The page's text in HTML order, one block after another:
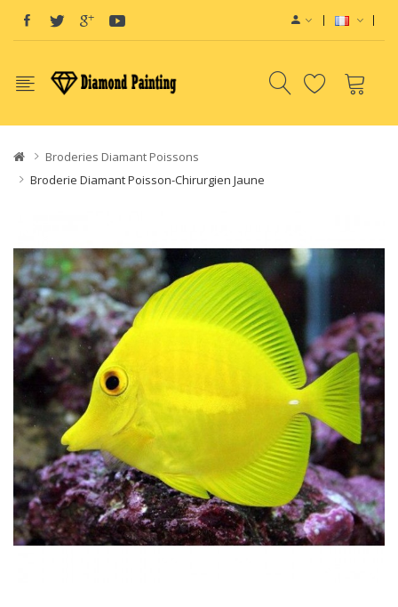
Vape E-Liquids SaltNic Disposable Vapes
Broderies Diamant Poissons
Broderie Diamant Poisson-Chirurgien Jaune